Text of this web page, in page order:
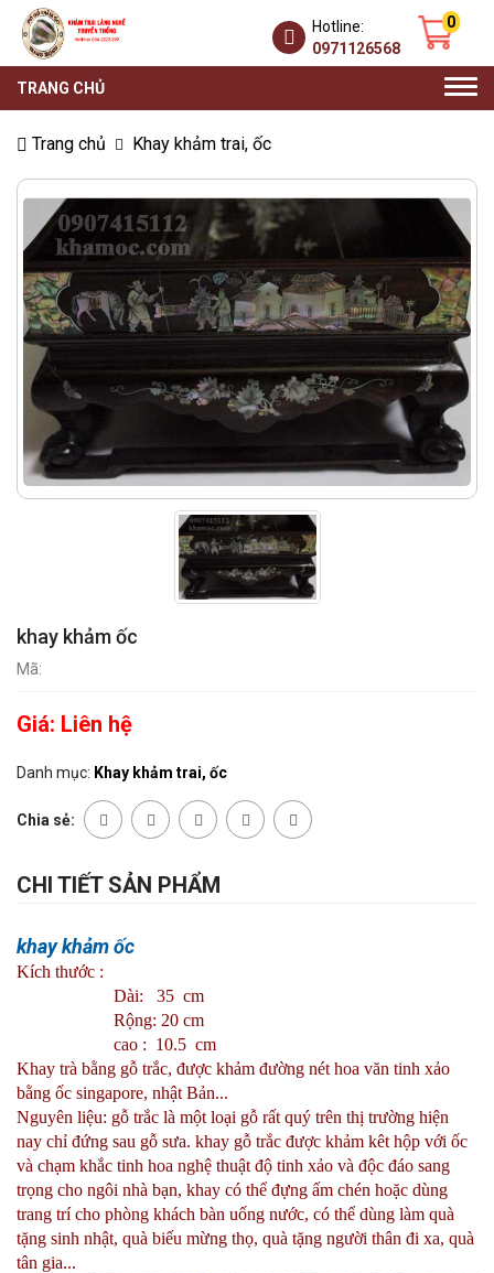
0
Hotline:
0971126568
TRANG CHỦ
Trang chủ Khay khảm trai, ốc
khay khảm ốc
Mã:
Giá: Liên hệ
Danh mục: Khay khảm trai, ốc
Chia sẻ:
CHI TIẾT SẢN PHẨM
khay khảm ốc
Kích thước :
Dài: 35 cm
Rộng: 20 cm
cao : 10.5 cm
Khay trà bằng gỗ trắc, được khảm đường nét hoa văn tinh xảo
bằng ốc singapore, nhật Bản...
Nguyên liệu: gỗ trắc là một loại gỗ rất quý trên thị trường hiện
nay chỉ đứng sau gỗ sưa. khay gỗ trắc được khảm kêt hộp với ốc
và chạm khắc tinh hoa nghệ thuật độ tinh xảo và độc đáo sang
trọng cho ngôi nhà bạn, khay có thể đựng ấm chén hoặc dùng
trang trí cho phòng khách bàn uống nước, có thể dùng làm quà
tặng sinh nhật, quà biếu mừng thọ, quà tặng người thân đi xa, quà
tân gia...